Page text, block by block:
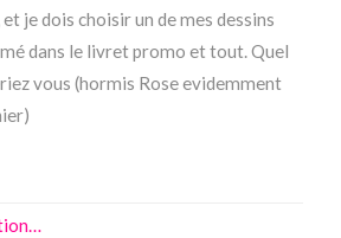
je dois choisir un de mes dessins
dans le livret promo et tout. Quel
vous (hormis Rose evidemment